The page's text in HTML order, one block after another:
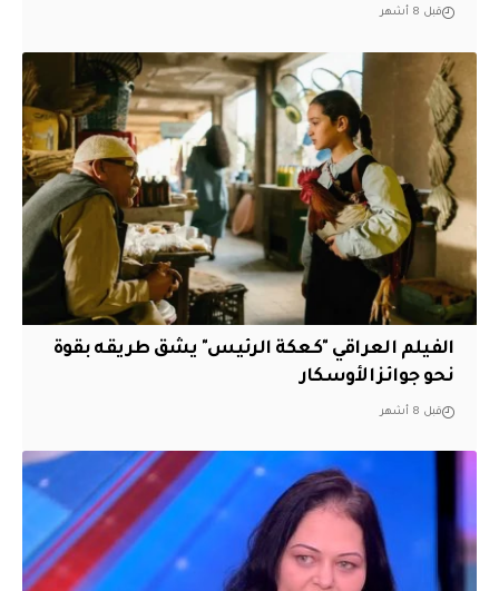
قبل 8 أشهر
الفيلم العراقي "كعكة الرئيس" يشق طريقه بقوة
نحو جوائز الأوسكار
قبل 8 أشهر